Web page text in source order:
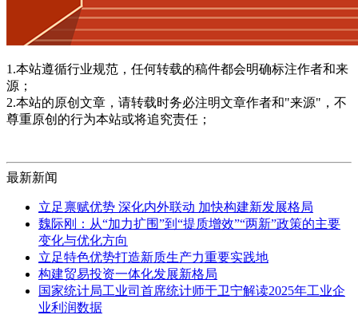
1.本站遵循行业规范，任何转载的稿件都会明确标注作者和来
源；
2.本站的原创文章，请转载时务必注明文章作者和"来源"，不
尊重原创的行为本站或将追究责任；
最新新闻
立足禀赋优势 深化内外联动 加快构建新发展格局
魏际刚：从“加力扩围”到“提质增效”“两新”政策的主要
变化与优化方向
立足特色优势打造新质生产力重要实践地
构建贸易投资一体化发展新格局
国家统计局工业司首席统计师于卫宁解读2025年工业企
业利润数据